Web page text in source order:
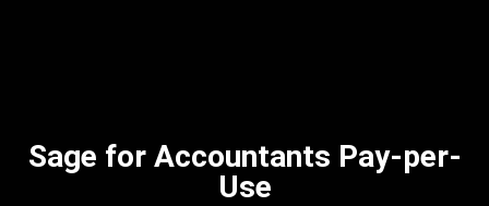
Sage for Accountants Pay-per-
Use